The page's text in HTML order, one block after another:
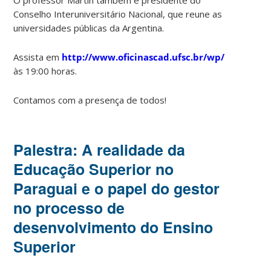
Conselho Interuniversitário Nacional, que reune as
universidades públicas da Argentina.
Assista em http://www.oficinascad.ufsc.br/wp/
às 19:00 horas.
Contamos com a presença de todos!
Palestra: A realidade da
Educação Superior no
Paraguai e o papel do gestor
no processo de
desenvolvimento do Ensino
Superior